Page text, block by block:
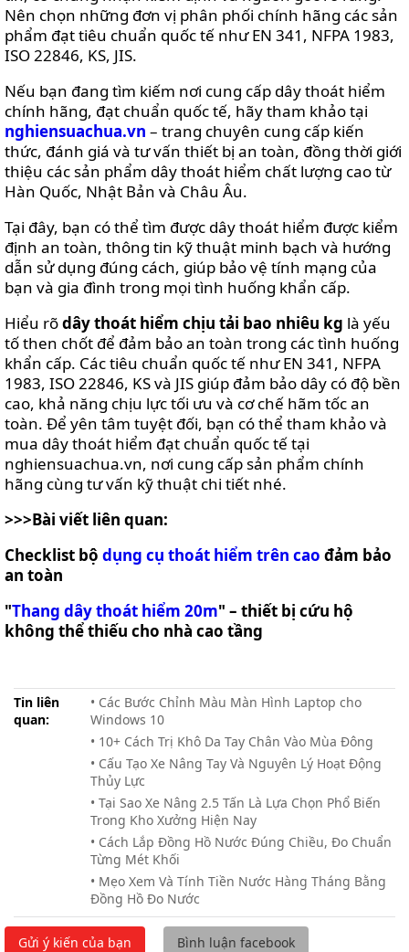
Nên chọn những đơn vị phân phối chính hãng các sản
phẩm đạt tiêu chuẩn quốc tế như EN 341, NFPA 1983,
ISO 22846, KS, JIS.
Nếu bạn đang tìm kiếm nơi cung cấp dây thoát hiểm
chính hãng, đạt chuẩn quốc tế, hãy tham khảo tại
nghiensuachua.vn – trang chuyên cung cấp kiến
thức, đánh giá và tư vấn thiết bị an toàn, đồng thời giới
thiệu các sản phẩm dây thoát hiểm chất lượng cao từ
Hàn Quốc, Nhật Bản và Châu Âu.
Tại đây, bạn có thể tìm được dây thoát hiểm được kiểm
định an toàn, thông tin kỹ thuật minh bạch và hướng
dẫn sử dụng đúng cách, giúp bảo vệ tính mạng của
bạn và gia đình trong mọi tình huống khẩn cấp.
Hiểu rõdây thoát hiểm chịu tải bao nhiêu kg là yếu
tố then chốt để đảm bảo an toàn trong các tình huống
khẩn cấp. Các tiêu chuẩn quốc tế như EN 341, NFPA
1983, ISO 22846, KS và JIS giúp đảm bảo dây có độ bền
cao, khả năng chịu lực tối ưu và cơ chế hãm tốc an
toàn. Để yên tâm tuyệt đối, bạn có thể tham khảo và
mua dây thoát hiểm đạt chuẩn quốc tế tại
nghiensuachua.vn, nơi cung cấp sản phẩm chính
hãng cùng tư vấn kỹ thuật chi tiết nhé.
>>>Bài viết liên quan:
Checklist bộ dụng cụ thoát hiểm trên cao đảm bảo
an toàn
"Thang dây thoát hiểm 20m" – thiết bị cứu hộ
không thể thiếu cho nhà cao tầng
Tin liên
quan:
• Các Bước Chỉnh Màu Màn Hình Laptop cho
Windows 10
• 10+ Cách Trị Khô Da Tay Chân Vào Mùa Đông
• Cấu Tạo Xe Nâng Tay Và Nguyên Lý Hoạt Động
Thủy Lực
• Tại Sao Xe Nâng 2.5 Tấn Là Lựa Chọn Phổ Biến
Trong Kho Xưởng Hiện Nay
• Cách Lắp Đồng Hồ Nước Đúng Chiều, Đo Chuẩn
Từng Mét Khối
• Mẹo Xem Và Tính Tiền Nước Hàng Tháng Bằng
Đồng Hồ Đo Nước
Gửi ý kiến của bạn Bình luận facebook